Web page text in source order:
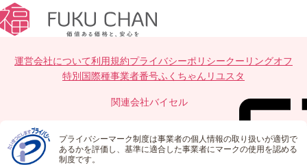
運営会社について利用規約プライバシーポリシークーリングオフ
特別国際種事業者番号ふくちゃんリユスタ
関連会社バイセル
プライバシーマーク制度は事業者の個人情報の取り扱いが適切で
あるかを評価し、基準に適合した事業者にマークの使用を認める
制度です。